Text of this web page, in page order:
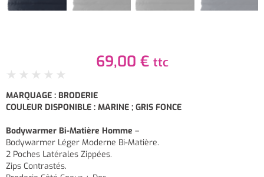
69,00 € ttc
★ ★ ★ ★ ★
MARQUAGE : BRODERIE
COULEUR DISPONIBLE : MARINE ; GRIS FONCE
Bodywarmer Bi-Matière Homme –
Bodywarmer Léger Moderne Bi-Matière.
2 Poches Latérales Zippées.
Zips Contrastés.